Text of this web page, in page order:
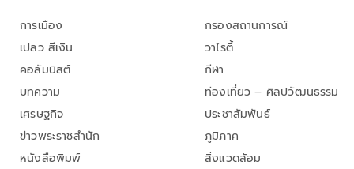
การเมือง
เปลว สีเงิน
คอลัมนิสต์
บทความ
เศรษฐกิจ
ข่าวพระราชสำนัก
หนังสือพิมพ์
กรองสถานการณ์
วาไรตี้
กีฬา
ท่องเที่ยว – ศิลปวัฒนธรรม
ประชาสัมพันธ์
ภูมิภาค
สิ่งแวดล้อม